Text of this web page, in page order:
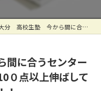
高校生塾 今から間に合うセンター試験対策 １１月から10０点以上伸ばしてして志望校に現役合格！！
に合うセンター
０点以上伸ばして